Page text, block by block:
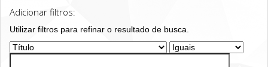
Adicionar filtros:
Utilizar filtros para refinar o resultado de busca.